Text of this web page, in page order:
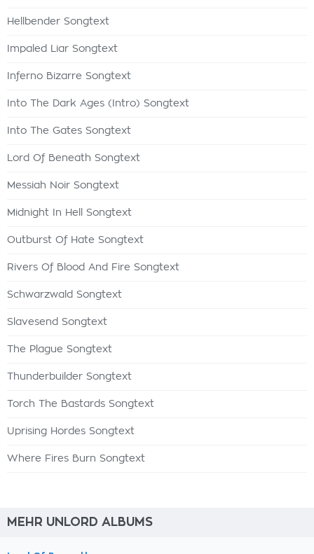
Hellbender Songtext
Impaled Liar Songtext
Inferno Bizarre Songtext
Into The Dark Ages (Intro) Songtext
Into The Gates Songtext
Lord Of Beneath Songtext
Messiah Noir Songtext
Midnight In Hell Songtext
Outburst Of Hate Songtext
Rivers Of Blood And Fire Songtext
Schwarzwald Songtext
Slavesend Songtext
The Plague Songtext
Thunderbuilder Songtext
Torch The Bastards Songtext
Uprising Hordes Songtext
Where Fires Burn Songtext
MEHR UNLORD ALBUMS